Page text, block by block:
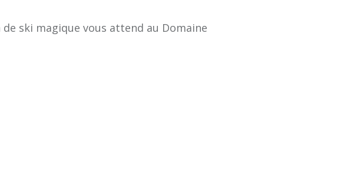
de ski magique vous attend au Domaine